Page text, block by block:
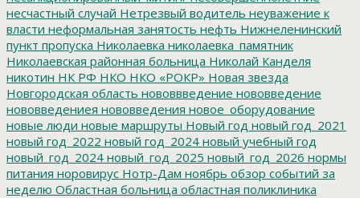
несчастный случай Нетрезвый водитель неуважение к
власти неформальная занятость нефть Нижнеленинский
пункт пропуска Николаевка николаевка_памятник
Николаевская районная больница Николай Канделя
никотин НК РФ НКО НКО «РОКР» Новая звезда
Новгородская область нововвведение нововведение
нововведениея нововведения новое_оборудование
новые люди новые маршруты Новый год новый год_2021
новый год_2022 новый год_2024 новый учебный год
новый_год_2024 новый_год_2025 новый_год_2026 нормы
питания норовирус Нотр-Дам ноябрь обзор событий за
неделю Областная больница областная поликлиника